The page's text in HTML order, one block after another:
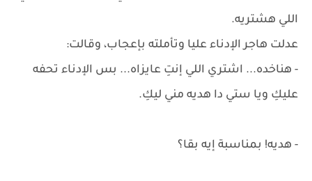
اللي هشتريه.
عدلت هاجر الإدناء عليا وتأملته بإعجاب، وقالت:
- هناخده... اشتري اللي إنتِ عايزاه... بس الإدناء تحفه
عليكِ ويا ستي دا هديه مني ليكِ.
- هديه! بمناسبة إيه بقا؟